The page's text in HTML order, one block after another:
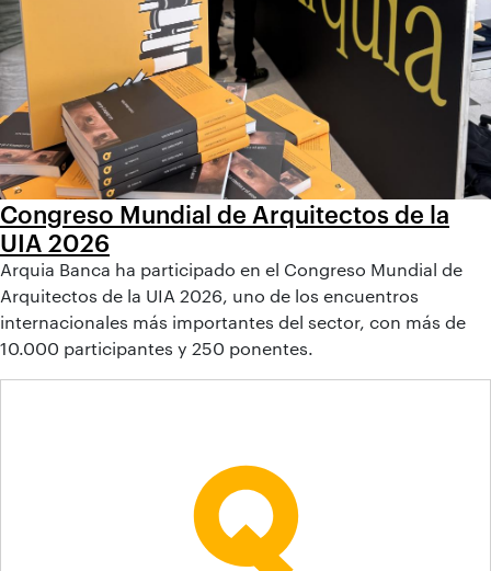
Congreso Mundial de Arquitectos de la
UIA 2026
Arquia Banca ha participado en el Congreso Mundial de
Arquitectos de la UIA 2026, uno de los encuentros
internacionales más importantes del sector, con más de
10.000 participantes y 250 ponentes.